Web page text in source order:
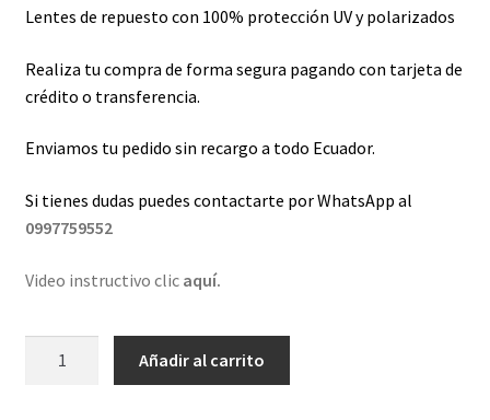
Lentes de repuesto con 100% protección UV y polarizados
Realiza tu compra de forma segura pagando con tarjeta de
crédito o transferencia.
Enviamos tu pedido sin recargo a todo Ecuador.
Si tienes dudas puedes contactarte por WhatsApp al
0997759552
Video instructivo clic aquí.
Añadir al carrito